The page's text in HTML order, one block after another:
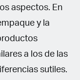
aspectos. En
y la
a los de las
sutiles.